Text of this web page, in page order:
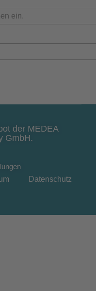
der MEDEA
GmbH.
Datenschutz